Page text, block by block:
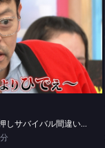
ト！
【8/3 後半】ビリビリ！早押しサバイバル間違い探しで山中ビリビリの餌食に！？
【8/3 後半】ビリビリ！早押しサバイバル間違い探しで山中ビリビリの餌食に！？